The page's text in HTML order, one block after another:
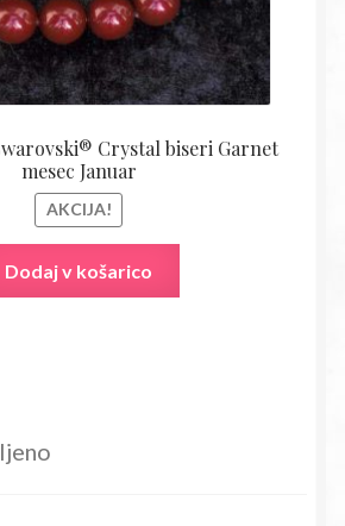
Crystal biseri Garnet
mesec Januar
AKCIJA!
Dodaj v košarico